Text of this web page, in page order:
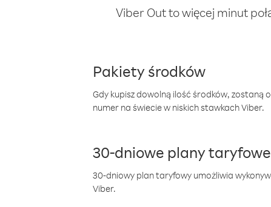
Viber Out to więcej minut
Pakiety środków
Gdy kupisz dowolną ilość środków, zostaną
numer na świecie w niskich stawkach Viber.
30-dniowe plany taryfowe
30-dniowy plan taryfowy umożliwia
Viber.